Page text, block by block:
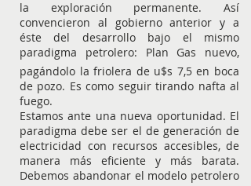
la exploración permanente. Así
convencieron al gobierno anterior y a
éste del desarrollo bajo el mismo
paradigma petrolero: Plan Gas nuevo,
pagándolo la friolera de u$s 7,5 en boca
de pozo. Es como seguir tirando nafta al
fuego.
Estamos ante una nueva oportunidad. El
paradigma debe ser el de generación de
electricidad con recursos accesibles, de
manera más eficiente y más barata.
Debemos abandonar el modelo petrolero